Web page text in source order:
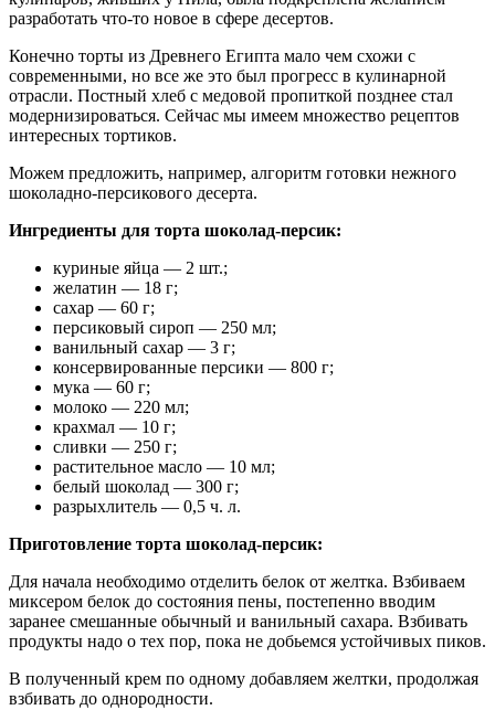
разработать что-то новое в сфере десертов.
Конечно торты из Древнего Египта мало чем схожи с
современными, но все же это был прогресс в кулинарной
отрасли. Постный хлеб с медовой пропиткой позднее стал
модернизироваться. Сейчас мы имеем множество рецептов
интересных тортиков.
Можем предложить, например, алгоритм готовки нежного
шоколадно-персикового десерта.
Ингредиенты для торта шоколад-персик:
куриные яйца — 2 шт.;
желатин — 18 г;
сахар — 60 г;
персиковый сироп — 250 мл;
ванильный сахар — 3 г;
консервированные персики — 800 г;
мука — 60 г;
молоко — 220 мл;
крахмал — 10 г;
сливки — 250 г;
растительное масло — 10 мл;
белый шоколад — 300 г;
разрыхлитель — 0,5 ч. л.
Приготовление торта шоколад-персик:
Для начала необходимо отделить белок от желтка. Взбиваем
миксером белок до состояния пены, постепенно вводим
заранее смешанные обычный и ванильный сахара. Взбивать
продукты надо о тех пор, пока не добьемся устойчивых пиков.
В полученный крем по одному добавляем желтки, продолжая
взбивать до однородности.